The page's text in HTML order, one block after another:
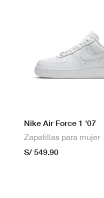
Nike Air Force 1 '07
Zapatillas para mujer
S/ 549.90